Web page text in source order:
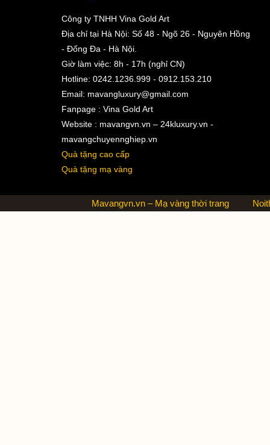
Công ty TNHH Vina Gold Art
Địa chỉ tại Hà Nội: Số 48 - Ngõ 26 - Nguyên Hồng
- Đống Đa - Hà Nội.
Giờ làm việc: 8h - 17h (nghỉ CN)
Hotline: 0242.1236.999 - 0912.153.210
Email: mavangluxury@gmail.com
Fanpage : Vina Gold Art
Website : mavangvn.vn – 24kluxury.vn -
mavangchuyennghiep.vn
Quà tặng cao cấp
Quà tặng mạ vàng
Mavangvn.vn – Mạ vàng thời trang